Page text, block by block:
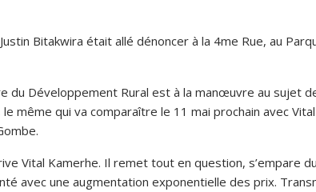
Bitakwira était allé dénoncer à la 4me Rue, au
Développement Rural est à la manœuvre au sujet
même qui va comparaître le 11 mai prochain avec
Kamerhe. Il remet tout en question, s’empare
avec une augmentation exponentielle des prix.